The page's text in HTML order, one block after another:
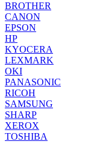
BROTHER
CANON
EPSON
HP
KYOCERA
LEXMARK
OKI
PANASONIC
RICOH
SAMSUNG
SHARP
XEROX
TOSHIBA